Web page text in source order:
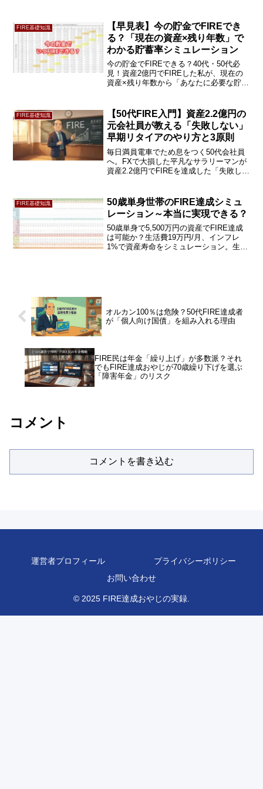
で。後悔しないリタイア生活への具体的
な道筋をチェックリストと共に提示しま
す。続きをチェック。
FIRE基礎知識
【早見表】今の貯金でFIREでき
る？「現在の資産×残り年数」で
わかる貯蓄率シミュレーション
今の貯金でFIREできる？40代・50代必
見！資産2億円でFIREした私が、現在の
資産×残り年数から「あなたに必要な貯蓄
は？あなたの現在地を今すぐ続きをチェ
ック！
FIRE基礎知識
【50代FIRE入門】資産2.2億円の
元会社員が教える「失敗しない」
早期リタイアのやり方と3原則
毎日満員電車でため息をつく50代会社員
へ。FXで大損した平凡なサラリーマンが
資産2.2億円でFIREを達成した「失敗しな
縛られない自由を手に入れる現実的なや
り方の続きをチェック！
FIRE基礎知識
50歳単身世帯のFIRE達成シミュ
レーション～本当に実現できる？
50歳単身で5,500万円の資産でFIRE達成
は可能か？生活費19万円/月、インフレ
1%で資産寿命をシミュレーション。生活
オルカン100％は危険？50代FIRE達成者
が「個人向け国債」を組み入れる理由
FIRE民は年金「繰り上げ」が多数派？それ
でもFIRE達成おやじが70歳繰り下げを選ぶ
「障害年金」のリスク
コメント
コメントを書き込む
運営者プロフィール
プライバシーポリシー
お問い合わせ
© 2025 FIRE達成おやじの実録.